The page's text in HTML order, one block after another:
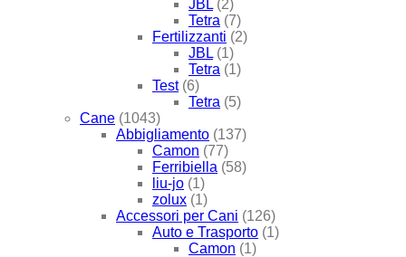
JBL (2)
Tetra (7)
Fertilizzanti (2)
JBL (1)
Tetra (1)
Test (6)
Tetra (5)
Cane (1043)
Abbigliamento (137)
Camon (77)
Ferribiella (58)
liu-jo (1)
zolux (1)
Accessori per Cani (126)
Auto e Trasporto (1)
Camon (1)